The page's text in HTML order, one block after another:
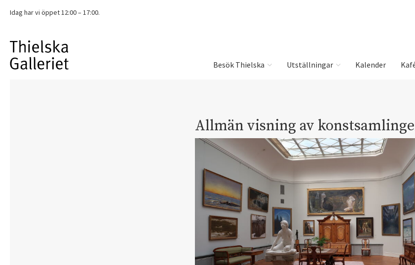
Idag har vi öppet 12:00 – 17:00.
Besök Thielska Utställningar Kalender
Allmän visning av